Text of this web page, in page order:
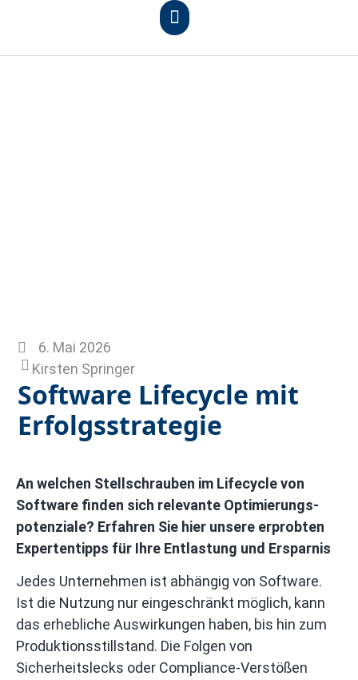
6. Mai 2026
Kirsten Springer
Software Lifecycle mit
Erfolgsstrategie
An welchen Stellschrauben im Lifecycle von
Software finden sich relevante Optimierungs­
potenziale? Erfahren Sie hier unsere erprobten
Expertentipps für Ihre Entlastung und Ersparnis
Jedes Unternehmen ist abhängig von Software.
Ist die Nutzung nur eingeschränkt möglich, kann
das erhebliche Auswirkungen haben, bis hin zum
Produktionsstillstand. Die Folgen von
Sicherheitslecks oder Compliance-Verstößen